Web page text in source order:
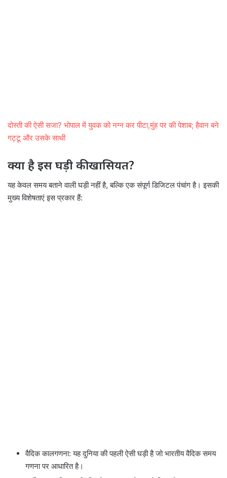
दोस्ती की ऐसी सजा? भोपाल में युवक को नग्न कर पीटा,मुंह पर की पेशाब; हैवान बने
गट्टू और उसके साथी
क्या है इस घड़ी की खासियत?
यह केवल समय बताने वाली घड़ी नहीं है, बल्कि एक संपूर्ण डिजिटल पंचांग है। इसकी
मुख्य विशेषताएं इस प्रकार हैं:
वैदिक कालगणना: यह दुनिया की पहली ऐसी घड़ी है जो भारतीय वैदिक समय
गणना पर आधारित है।